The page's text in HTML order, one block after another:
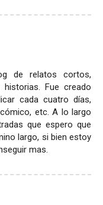
de relatos cortos,
Fue creado
cada cuatro días,
etc. A lo largo
que espero que
largo, si bien estoy
mas.